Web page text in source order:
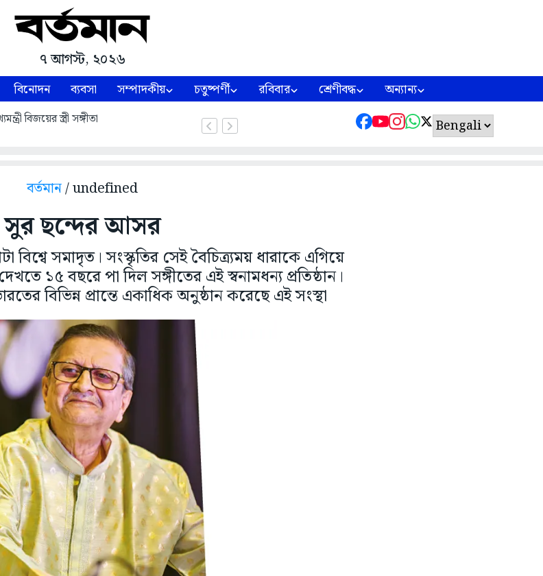
৭ আগস্ট, ২০২৬
বিনোদন ব্যবসা সম্পাদকীয় চতুষ্পর্ণী রবিবার শ্রেণীবদ্ধ অন্যান্য
বিজয়ের স্ত্রী সঙ্গীতা
বর্তমান/ undefined
সুর ছন্দের আসর
বিশ্বে সমাদৃত। সংস্কৃতির সেই বৈচিত্র্যময় ধারাকে এগিয়ে
১৫ বছরে পা দিল সঙ্গীতের এই স্বনামধন্য প্রতিষ্ঠান।
বিভিন্ন প্রান্তে একাধিক অনুষ্ঠান করেছে এই সংস্থা